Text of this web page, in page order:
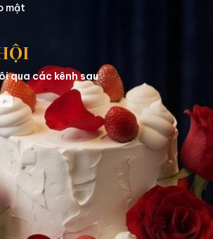
mật
qua các kênh sau